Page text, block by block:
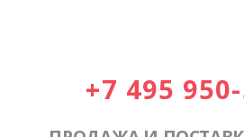
+7 495